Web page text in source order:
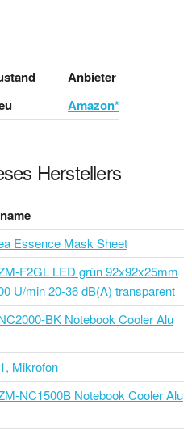
Anbieter
Amazon*
Herstellers
Essence Mask Sheet
F2GL LED grün 92x92x25mm
U/min 20-36 dB(A) transparent
BK Notebook Cooler Alu
Mikrofon
NC1500B Notebook Cooler Alu